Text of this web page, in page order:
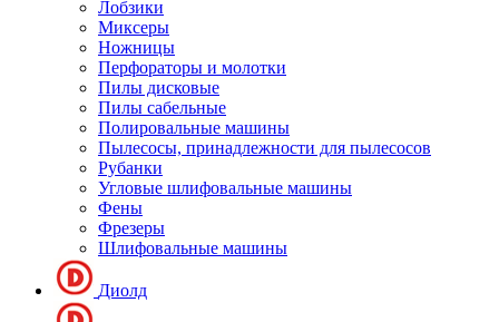
Лобзики
Миксеры
Ножницы
Перфораторы и молотки
Пилы дисковые
Пилы сабельные
Полировальные машины
Пылесосы, принадлежности для пылесосов
Рубанки
Угловые шлифовальные машины
Фены
Фрезеры
Шлифовальные машины
Диолд